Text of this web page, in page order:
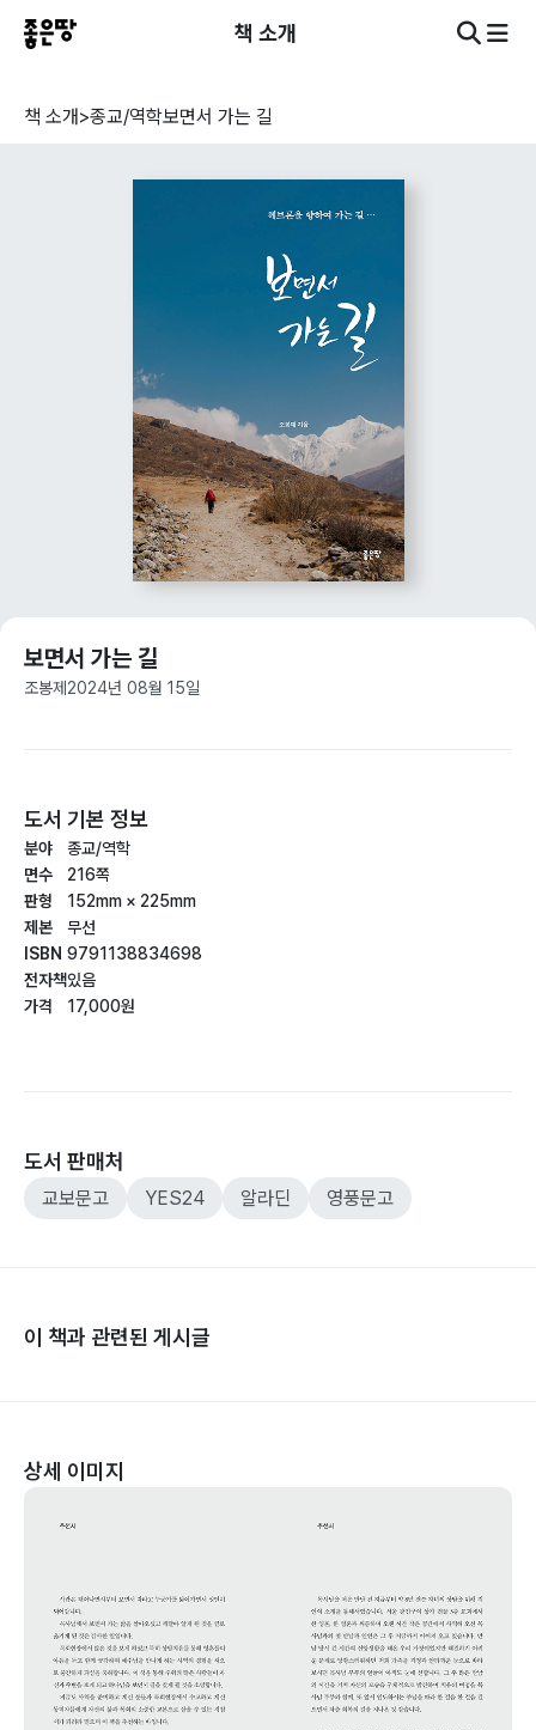
책 소개
책 소개>종교/역학보면서 가는 길
보면서 가는 길
조봉제 2024년 08월 15일
도서 기본 정보
분야
면수
판형
제본
ISBN
전자책
가격
종교/역학
216쪽
152mm × 225mm
무선
9791138834698
있음
17,000원
도서 판매처
교보문고 YES24 알라딘 영풍문고
이 책과 관련된 게시글
상세 이미지